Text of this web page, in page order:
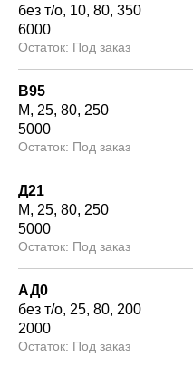
без т/о 10 80 350
6000
Под заказ
В95
М
25 80 250
5000
Под заказ
Д21
М
25 80 250
5000
Под заказ
АД0
без т/о 25 80 200
2000
Под заказ